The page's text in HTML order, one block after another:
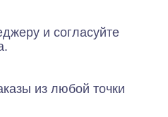
и согласуйте
из любой точки